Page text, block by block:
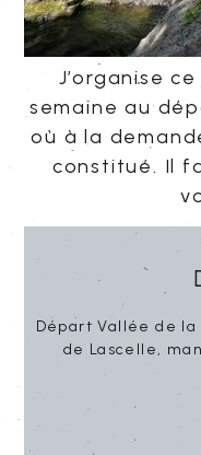
J’organise
semaine au
où à la
constitué. Il
Départ Vallée de
de Lascelle,